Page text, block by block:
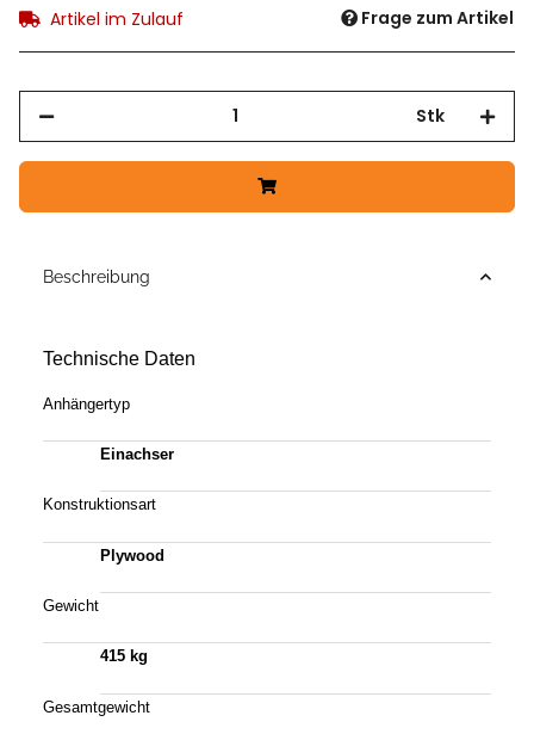
Artikel im Zulauf Frage zum Artikel
Stk
Beschreibung
Technische Daten
Anhängertyp
Einachser
Konstruktionsart
Plywood
Gewicht
415 kg
Gesamtgewicht